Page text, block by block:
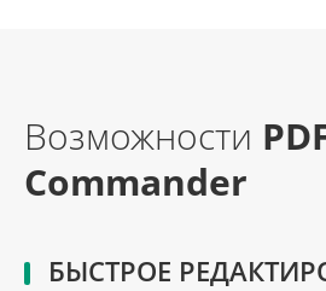
Возможности
Commander
БЫСТРОЕ